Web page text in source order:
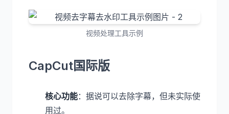
视频处理工具示例
CapCut国际版
核心功能：据说可以去除字幕，但未实际使
用过。